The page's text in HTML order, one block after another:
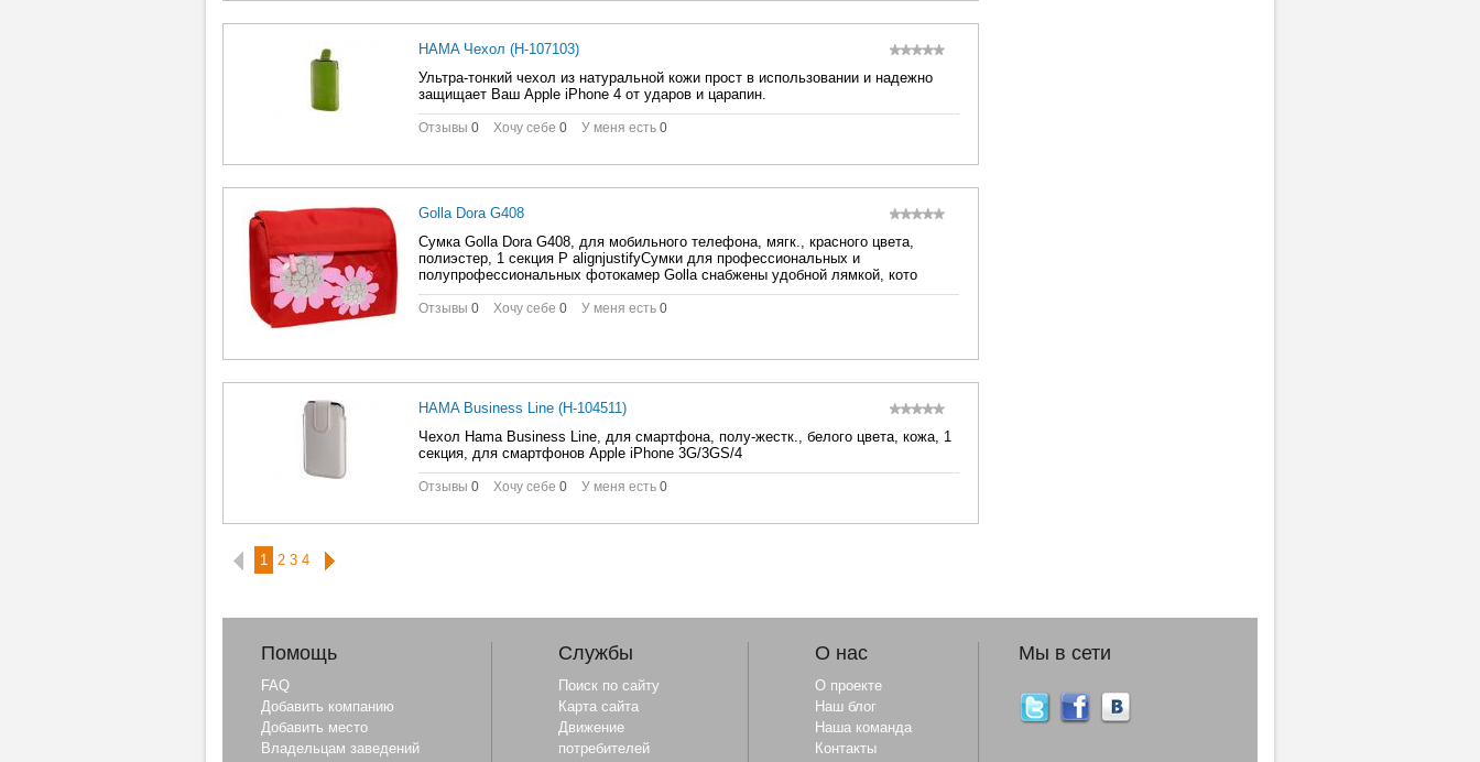
HAMA Чехол (H-107103)
Ультра-тонкий чехол из натуральной кожи прост в использовании и надежно
защищает Ваш Apple iPhone 4 от ударов и царапин.
Отзывы 0 Хочу себе 0 У меня есть 0
Golla Dora G408
Сумка Golla Dora G408, для мобильного телефона, мягк., красного цвета,
полиэстер, 1 секция P alignjustifyСумки для профессиональных и
полупрофессиональных фотокамер Golla снабжены удобной лямкой, кото
Отзывы 0 Хочу себе 0 У меня есть 0
HAMA Business Line (H-104511)
Чехол Hama Business Line, для смартфона, полу-жестк., белого цвета, кожа, 1
секция, для смартфонов Apple iPhone 3G/3GS/4
Отзывы 0 Хочу себе 0 У меня есть 0
1 2 3 4
Помощь
FAQ
Добавить компанию
Добавить место
Владельцам заведений
Службы
Поиск по сайту
Карта сайта
Движение
потребителей
О нас
О проекте
Наш блог
Наша команда
Контакты
Мы в сети